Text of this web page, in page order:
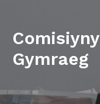
Gymraeg